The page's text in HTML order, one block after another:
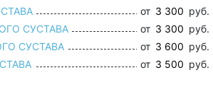
от 3 300 руб.
СУСТАВА
от 3 300 руб.
СУСТАВА
от 3 600 руб.
от 3 500 руб.